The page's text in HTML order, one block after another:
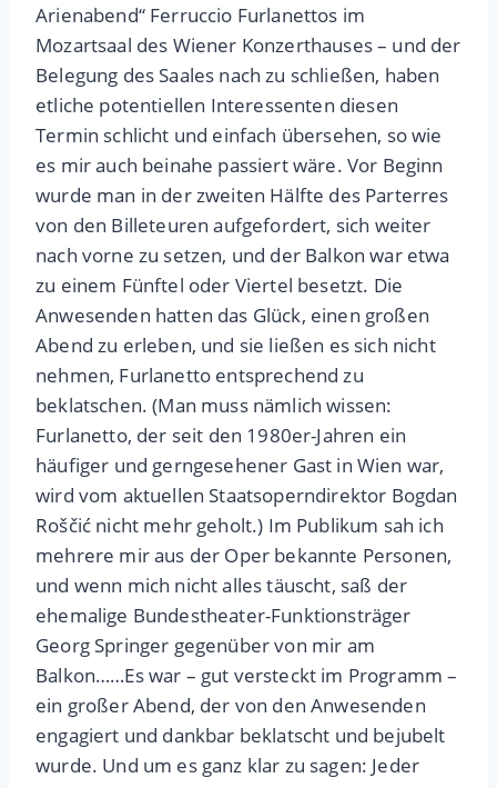
Arienabend“ Ferruccio Furlanettos im
Mozartsaal des Wiener Konzerthauses – und der
Belegung des Saales nach zu schließen, haben
etliche potentiellen Interessenten diesen
Termin schlicht und einfach übersehen, so wie
es mir auch beinahe passiert wäre. Vor Beginn
wurde man in der zweiten Hälfte des Parterres
von den Billeteuren aufgefordert, sich weiter
nach vorne zu setzen, und der Balkon war etwa
zu einem Fünftel oder Viertel besetzt. Die
Anwesenden hatten das Glück, einen großen
Abend zu erleben, und sie ließen es sich nicht
nehmen, Furlanetto entsprechend zu
beklatschen. (Man muss nämlich wissen:
Furlanetto, der seit den 1980er-Jahren ein
häufiger und gerngesehener Gast in Wien war,
wird vom aktuellen Staatsoperndirektor Bogdan
Roščić nicht mehr geholt.) Im Publikum sah ich
mehrere mir aus der Oper bekannte Personen,
und wenn mich nicht alles täuscht, saß der
ehemalige Bundestheater-Funktionsträger
Georg Springer gegenüber von mir am
Balkon……Es war – gut versteckt im Programm –
ein großer Abend, der von den Anwesenden
engagiert und dankbar beklatscht und bejubelt
wurde. Und um es ganz klar zu sagen: Jeder